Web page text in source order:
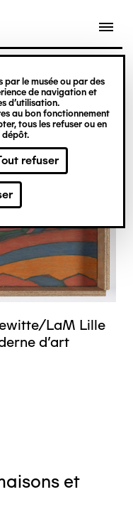
par le musée ou par des
de navigation et
d’utilisation.
au bon fonctionnement
tous les refuser ou en
dépôt.
refuser
LaM Lille
d’art
et